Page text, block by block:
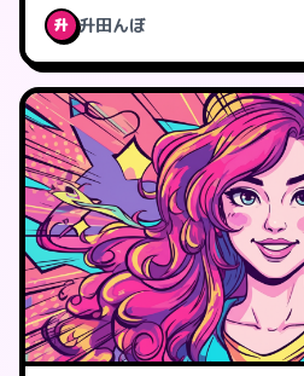
升 升田んぼ